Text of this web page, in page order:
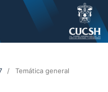
/ Temática general